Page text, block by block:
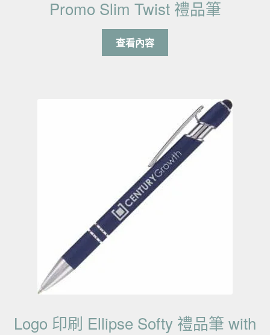
Promo Slim Twist 禮品筆
查看內容
Logo 印刷 Ellipse Softy 禮品筆 with